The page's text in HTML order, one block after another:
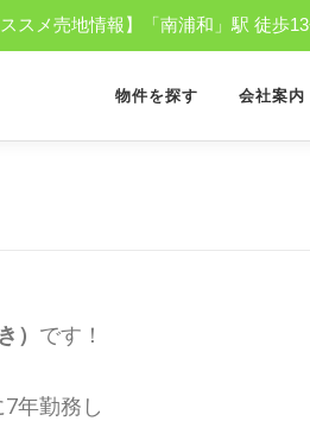
ススメ売地情報】「南浦和」駅 徒歩
物件を探す 会社案内
） です！
年勤務し